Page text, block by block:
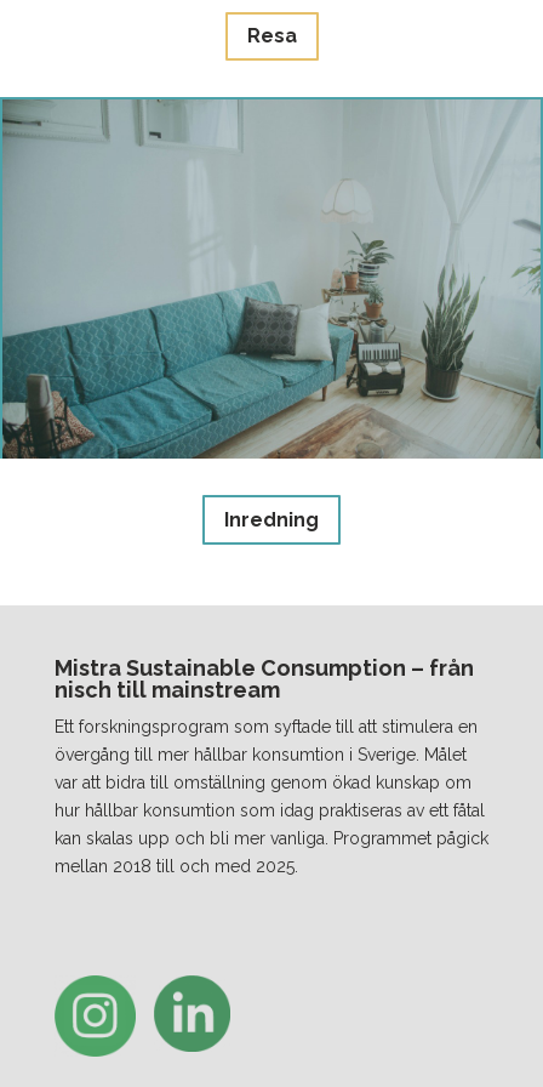
Resa
Inredning
Mistra Sustainable Consumption – från
nisch till mainstream
Ett forskningsprogram som syftade till att stimulera en
övergång till mer hållbar konsumtion i Sverige. Målet
var att bidra till omställning genom ökad kunskap om
hur hållbar konsumtion som idag praktiseras av ett fåtal
kan skalas upp och bli mer vanliga. Programmet pågick
mellan 2018 till och med 2025.